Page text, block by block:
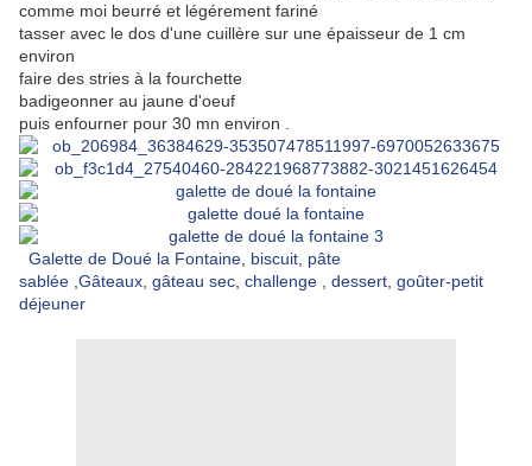
comme moi beurré et légérement fariné
tasser avec le dos d'une cuillère sur une épaisseur de 1 cm
environ
faire des stries à la fourchette
badigeonner au jaune d'oeuf
puis enfourner pour 30 mn environ .
Galette de Doué la Fontaine biscuit pâte
sablée Gâteaux gâteau sec challenge dessert goûter-petit
déjeuner